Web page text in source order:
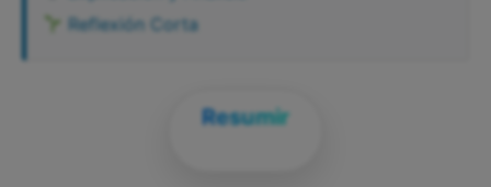
Reflexión Corta
Resumir